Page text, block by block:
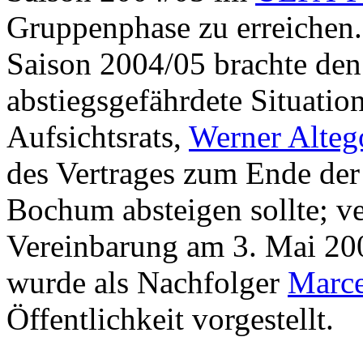
Gruppenphase zu
Saison 2004/05 brachte
abstiegsgefährdete
Aufsichtsrats, Werner
des Vertrages zum Ende
Bochum absteigen sollte;
Vereinbarung am 3. Mai
wurde als Nachfolger
Öffentlichkeit vorgestellt.